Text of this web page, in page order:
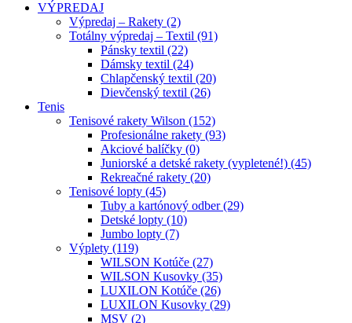
VÝPREDAJ
Výpredaj – Rakety (2)
Totálny výpredaj – Textil (91)
Pánsky textil (22)
Dámsky textil (24)
Chlapčenský textil (20)
Dievčenský textil (26)
Tenis
Tenisové rakety Wilson (152)
Profesionálne rakety (93)
Akciové balíčky (0)
Juniorské a detské rakety (vypletené!) (45)
Rekreačné rakety (20)
Tenisové lopty (45)
Tuby a kartónový odber (29)
Detské lopty (10)
Jumbo lopty (7)
Výplety (119)
WILSON Kotúče (27)
WILSON Kusovky (35)
LUXILON Kotúče (26)
LUXILON Kusovky (29)
MSV (2)